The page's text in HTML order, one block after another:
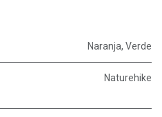
Naranja, Verde
Naturehike